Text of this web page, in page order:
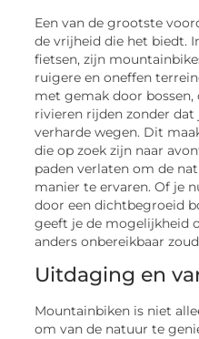
Een van de grootste
de vrijheid die het biedt.
fietsen, zijn
ruigere en oneffen
met gemak door bossen,
rivieren rijden zonder
verharde wegen. Dit
die op zoek zijn naar
paden verlaten om de
manier te ervaren. Of je
door een dichtbegroeid
geeft je de mogelijkheid
anders onbereikbaar
Uitdaging en
Mountainbiken is niet
om van de natuur te